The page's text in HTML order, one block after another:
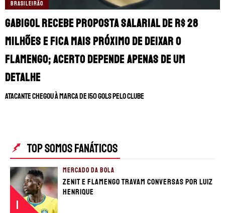
BRASILEIRÃO
Gabigol recebe proposta salarial de R$ 28
milhões e fica mais próximo de deixar o
Flamengo; acerto depende apenas de um
detalhe
Atacante chegou à marca de 150 gols pelo clube
TOP SOMOS FANÁTICOS
1
MERCADO DA BOLA
Zenit e Flamengo travam conversas por Luiz
Henrique